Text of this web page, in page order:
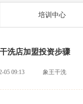
培训中心
洗店加盟投资步骤
05 09:13 象王干洗